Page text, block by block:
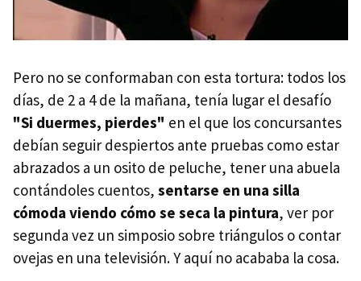
Pero no se conformaban con esta tortura: todos los
días, de 2 a 4 de la mañana, tenía lugar el desafío
"Si duermes, pierdes" en el que los concursantes
debían seguir despiertos ante pruebas como estar
abrazados a un osito de peluche, tener una abuela
contándoles cuentos, sentarse en una silla
cómoda viendo cómo se seca la pintura, ver por
segunda vez un simposio sobre triángulos o contar
ovejas en una televisión. Y aquí no acababa la cosa.